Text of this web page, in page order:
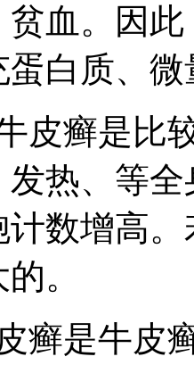
血。因
白质、
皮癣是比
热、等
数增高
。
癣是牛皮